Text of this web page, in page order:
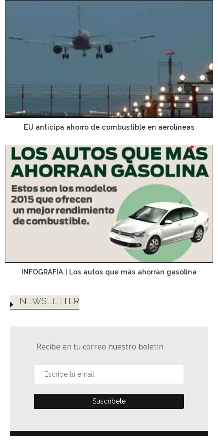
EU anticipa ahorro de combustible en aerolíneas
INFOGRAFÍA l Los autos que más ahorran gasolina
NEWSLETTER
Recibe en tu correo nuestro boletín